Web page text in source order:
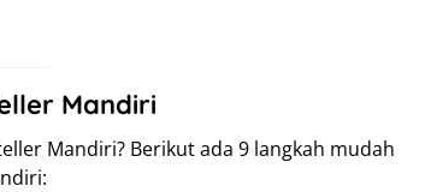
Mandiri
Mandiri? Berikut ada 9 langkah mudah